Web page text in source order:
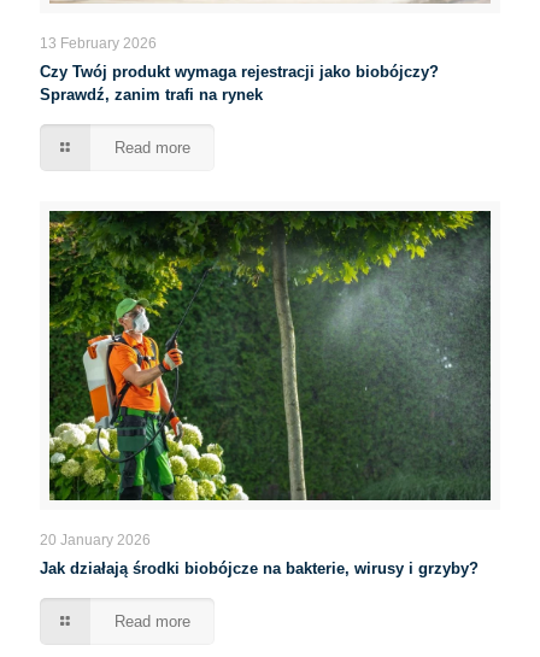
13 February 2026
Czy Twój produkt wymaga rejestracji jako biobójczy?
Sprawdź, zanim trafi na rynek
Read more
20 January 2026
Jak działają środki biobójcze na bakterie, wirusy i grzyby?
Read more